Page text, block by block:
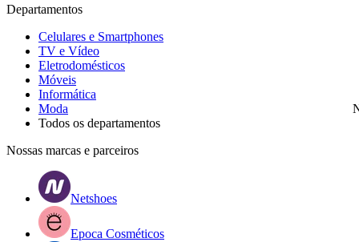
Departamentos
Celulares e Smartphones
TV e Vídeo
Eletrodomésticos
Móveis
Informática
Moda
Todos os departamentos
Nossas marcas e parceiros
Netshoes
Epoca Cosméticos